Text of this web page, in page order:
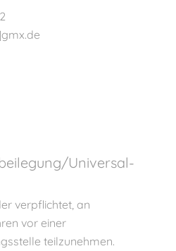
Universal­
verpflichtet, an
vor einer
teilzunehmen.